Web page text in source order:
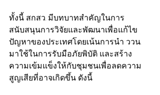
ทั้งนี้ สกสว. มีบทบาทสำคัญในการ
สนับสนุนการวิจัยและพัฒนาเพื่อแก้ไข
ปัญหาของประเทศโดยเน้นการนำ ววน.
มาใช้ในการรับมือภัยพิบัติ และสร้าง
ความเข้มแข็งให้กับชุมชนเพื่อลดความ
สูญเสียที่อาจเกิดขึ้น ดังนี้